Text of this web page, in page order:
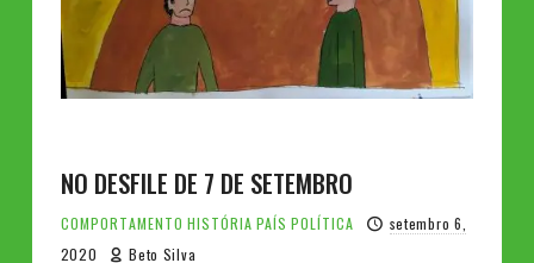
NO DESFILE DE 7 DE SETEMBRO
COMPORTAMENTO HISTÓRIA PAÍS POLÍTICA
setembro 6,
2020
Beto Silva